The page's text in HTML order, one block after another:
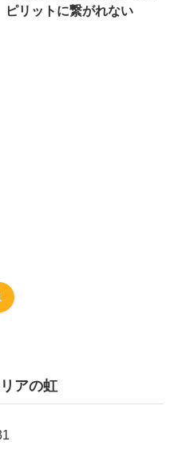
ピリットに繋がれない
アの虹